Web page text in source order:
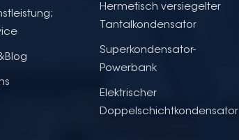
Hermetisch versiegelter
Tantalkondensator
Superkondensator-
Powerbank
Elektrischer
Doppelschichtkondensator